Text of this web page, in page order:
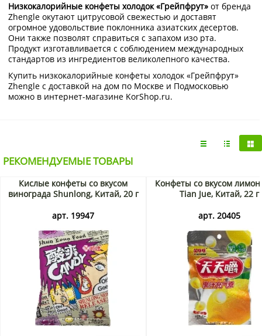
Низкокалорийные конфеты холодок «Грейпфрут» от бренда
Zhengle окутают цитрусовой свежестью и доставят
огромное удовольствие поклонника азиатских десертов.
Они также позволят справиться с запахом изо рта.
Продукт изготавливается с соблюдением международных
стандартов из ингредиентов великолепного качества.
Купить низкокалорийные конфеты холодок «Грейпфрут»
Zhengle с доставкой на дом по Москве и Подмосковью
можно в интернет-магазине KorShop.ru.
РЕКОМЕНДУЕМЫЕ ТОВАРЫ
Кислые конфеты со вкусом
винограда Shunlong, Китай, 20 г
арт. 19947
Конфеты со вкусом
Tian Jue, Китай, 22 г
арт. 20405